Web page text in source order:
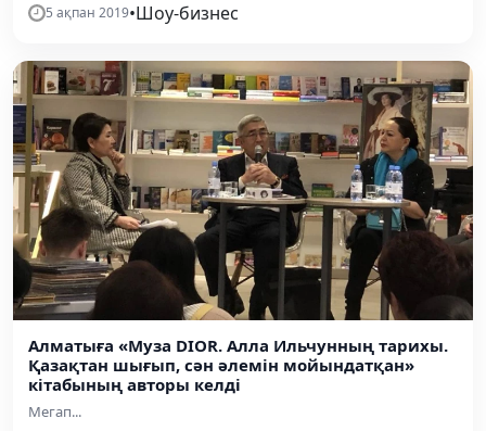
5 ақпан 2019•Шоу-бизнес
Алматыға «Муза DIOR. Алла Ильчунның тарихы.
Қазақтан шығып, сән әлемін мойындатқан»
кітабының авторы келді
Мегап...